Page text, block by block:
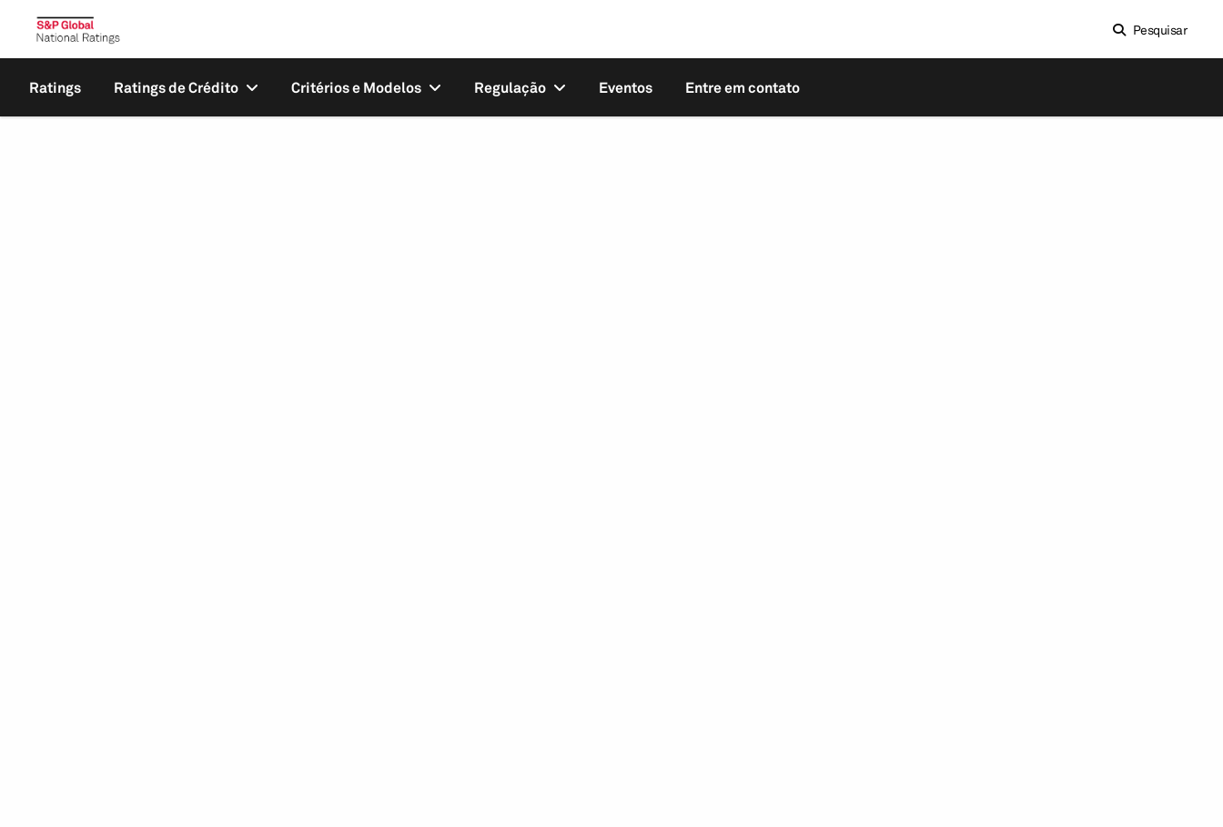
Pesquisar
Ratings Ratings de Crédito Critérios e Modelos Regulação Eventos Entre em contato